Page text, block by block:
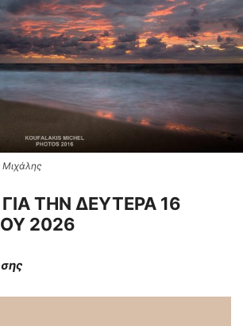
ΤΗΝ ΔΕΥΤΕΡΑ 16
2026